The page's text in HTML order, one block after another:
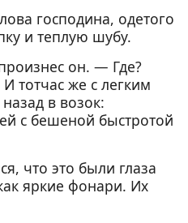
под земли. — Тайна
исполняет трудное
выхода
снегом
за
полузверь с
господина, одетого
и теплую шубу.
он. — Где?
тотчас же с легким
в возок:
с бешеной быстротой
что это были глаза
яркие фонари. Их